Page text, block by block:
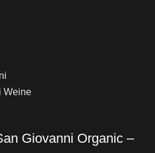
Giovanni Organic –